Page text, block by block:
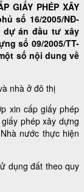
GIẤY PHÉP XÂY
số 16/2005/NĐ-
dự án đầu tư xây
số 09/2005/TT-
số nội dung về
nhà ở đô thị
xin cấp giấy phép
phép xây dựng
nước thực hiện
dụng đất theo quy